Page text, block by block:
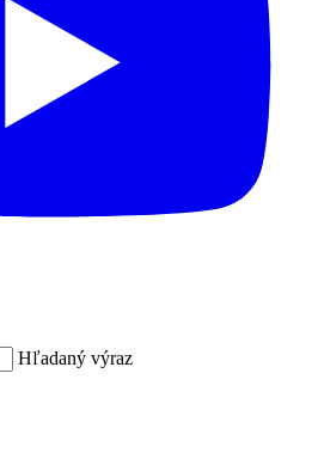
Hľadaný výraz